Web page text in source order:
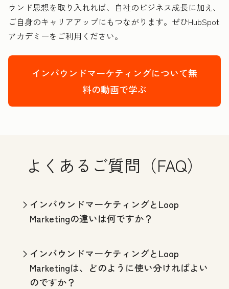
ウンド思想を取り入れれば、自社のビジネス成長に加え、
ご自身のキャリアアップにもつながります。ぜひHubSpot
アカデミーをご利用ください。
インバウンドマーケティングについて無
料の動画で学ぶ
よくあるご質問（FAQ）
インバウンドマーケティングとLoop
Marketingの違いは何ですか？
インバウンドマーケティングとLoop
Marketingは、どのように使い分ければよい
のですか？